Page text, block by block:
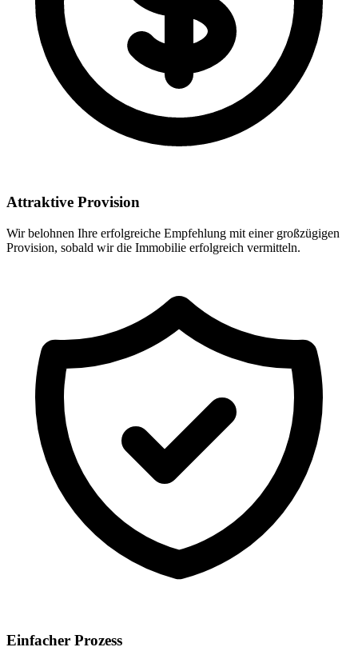
Attraktive Provision
Wir belohnen Ihre erfolgreiche Empfehlung mit einer großzügigen
Provision, sobald wir die Immobilie erfolgreich vermitteln.
Einfacher Prozess